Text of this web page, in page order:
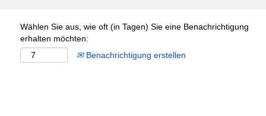
Wählen Sie aus, wie oft (in Tagen) Sie eine Benachrichtigung
erhalten möchten:
Benachrichtigung erstellen